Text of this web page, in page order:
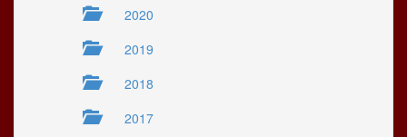
2020
2019
2018
2017